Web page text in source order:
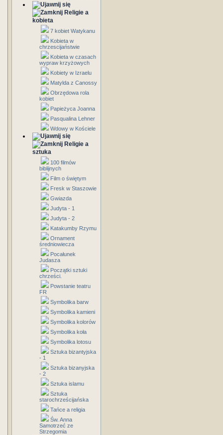
Religie a
kobieta
7 kobiet Watykanu
Kobieta w
chrzescijaństwie
Kobieta w czasach
wypraw krzyżowych
Kobiety w Izraelu
Matylda z Canossy
Obrzędowa rola
kobiet
Papieżyca Joanna
Pasqualina Lehner
Wdowy w Kościele
Religie a
sztuka
100 filmów
biblijnych
Film o świętym
Fresk w Staszowie
Gwiazda
Judyta - 1
Judyta - 2
Katakumby Rzymu
Ornament
średniowiecza
Pocałunek
Judasza
Początki sztuki
chrześci.
Powstanie teatru
FR
Symbolika barw
Symbolika kamieni
Symbolika kolorów
Symbolika koła
Symbolika lotosu
Sztuka bizantyjska
- 1
Sztuka bizanyjska
- 2
Sztuka islamu
Sztuka
starochrześcijańska
Tańce a religia
Św. Anna
Samotrzeć ze
Strzegomia